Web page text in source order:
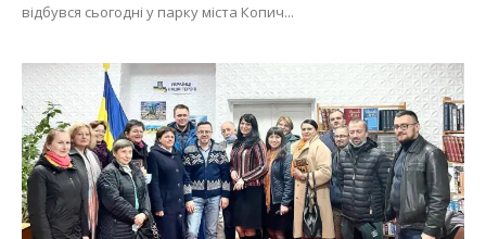
відбувся сьогодні у парку міста Копич...